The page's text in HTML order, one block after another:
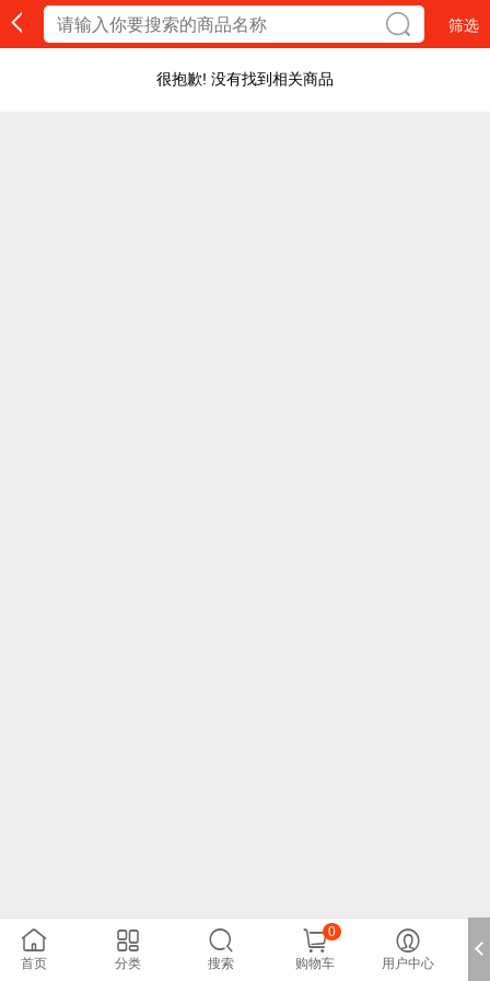
筛选
很抱歉! 没有找到相关商品

首页

分类

搜索

购物车
0 
用户中心